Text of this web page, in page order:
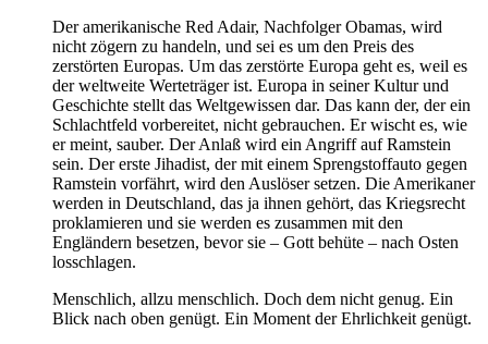
Der amerikanische Red Adair, Nachfolger Obamas, wird
nicht zögern zu handeln, und sei es um den Preis des
zerstörten Europas. Um das zerstörte Europa geht es, weil es
der weltweite Werteträger ist. Europa in seiner Kultur und
Geschichte stellt das Weltgewissen dar. Das kann der, der ein
Schlachtfeld vorbereitet, nicht gebrauchen. Er wischt es, wie
er meint, sauber. Der Anlaß wird ein Angriff auf Ramstein
sein. Der erste Jihadist, der mit einem Sprengstoffauto gegen
Ramstein vorfährt, wird den Auslöser setzen. Die Amerikaner
werden in Deutschland, das ja ihnen gehört, das Kriegsrecht
proklamieren und sie werden es zusammen mit den
Engländern besetzen, bevor sie – Gott behüte – nach Osten
losschlagen.
Menschlich, allzu menschlich. Doch dem nicht genug. Ein
Blick nach oben genügt. Ein Moment der Ehrlichkeit genügt.